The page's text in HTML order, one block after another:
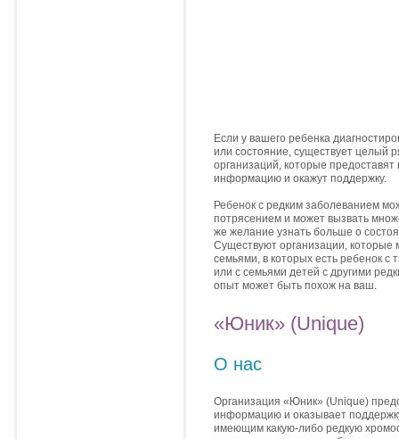
Если у вашего ребенка
или состояние, существует целый
организаций, которые
информацию и окажут поддержку.
Ребенок с редким заболеванием
потрясением и может вызвать
же желание узнать больше о
Существуют организации, которые
семьями, в которых есть ребенок с
или с семьями детей с другими
опыт может быть похож на ваш.
«Юник» (Unique)
О нас
Организация «Юник» (Unique)
информацию и оказывает
имеющим какую-либо редкую